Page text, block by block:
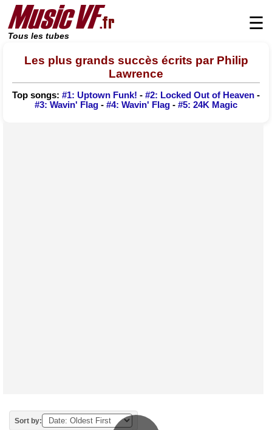
Tous les tubes
☰
Les plus grands succès écrits par Philip
Lawrence
Top songs: #1: Uptown Funk! - #2: Locked Out of Heaven -
#3: Wavin' Flag - #4: Wavin' Flag - #5: 24K Magic
Sort by: